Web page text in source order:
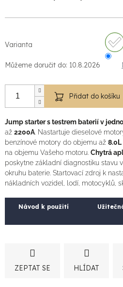
Varianta
Můžeme doručit do: 10.8.2026
Přidat do košíku
Jump starter s testrem baterií v
až 2200A. Nastartuje dieselové
benzínové motory do objemu až 8.0L
na objemu Vašeho motoru. Chytrá
poskytne základní diagnostiku stavu
okruhu baterie. Startovací zdroj k
nákladních vozidel, lodí, motocyklů,
Návod k použití
ZEPTAT SE HLÍDAT